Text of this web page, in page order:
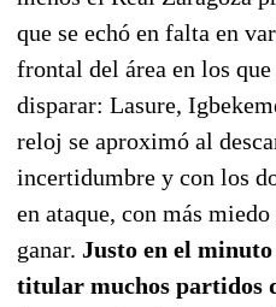
que se echó en falta en
frontal del área en los
disparar: Lasure,
reloj se aproximó al
incertidumbre y con los
en ataque, con más
ganar. Justo en el
titular muchos partidos